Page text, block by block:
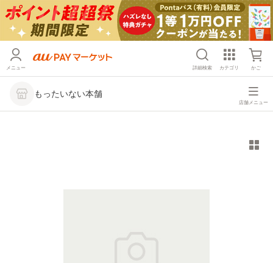
メニュー 詳細検索 カテゴリ かご
もったいない本舗
店舗メニュー